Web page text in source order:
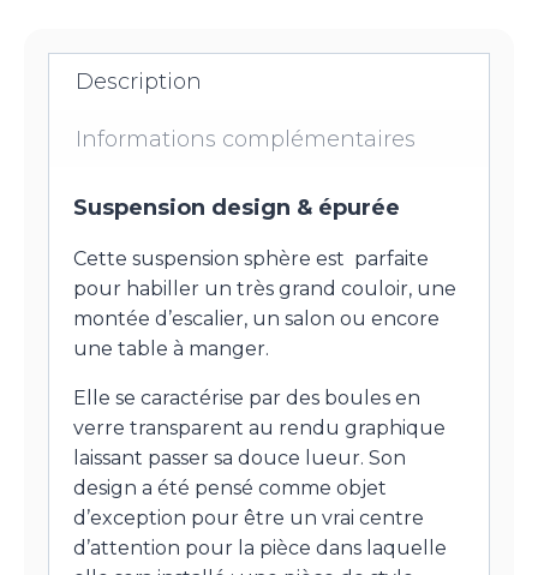
Description
Informations complémentaires
Suspension design & épurée
Cette suspension sphère est parfaite
pour habiller un très grand couloir, une
montée d’escalier, un salon ou encore
une table à manger.
Elle se caractérise par des boules en
verre transparent au rendu graphique
laissant passer sa douce lueur. Son
design a été pensé comme objet
d’exception pour être un vrai centre
d’attention pour la pièce dans laquelle